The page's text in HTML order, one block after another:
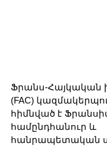
Ֆրանս-Հայկական
(FAC)
հիմնված է
համընդհանուր և
հանրապետական